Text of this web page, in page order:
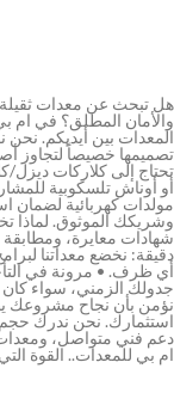
هل تبحث عن معدات ثقيلة؟
والأمان المطلق؟ في ام
المعدات بين أيديكم. نحن
تصميمها خصيصاً لتجاوز
تحتاج إلى كلاركات
أو أوناش تلسكوبية
مولدات كهربائية لضمان
وشريكك الموثوق. لماذا
شهادات معايرة، ومطابقة
دقيقة: نخضع معداتنا
أي ظرف. • مرونة في
جدولك الزمني، سواء
نؤمن بأن نجاح مشروعك
استثمارك. نحن ندرك
دعم فني متواصل،
ام بي للمعدات.. القوة